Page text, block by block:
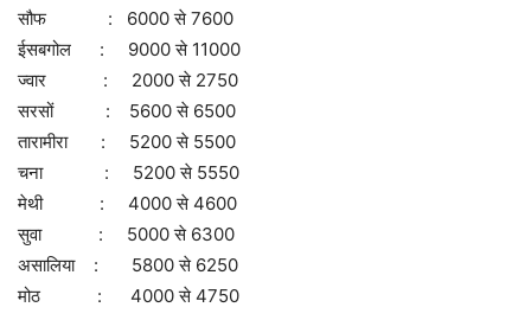
सौफ : 6000 से 7600
ईसबगोल : 9000 से 11000
ज्वार : 2000 से 2750
सरसों : 5600 से 6500
तारामीरा : 5200 से 5500
चना : 5200 से 5550
मेथी : 4000 से 4600
सुवा : 5000 से 6300
असालिया : 5800 से 6250
मोठ : 4000 से 4750